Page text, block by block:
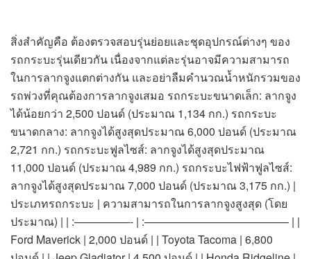
สิ่งสำคัญคือ ต้องตรวจสอบรุ่นย่อยและชุดอุปกรณ์ต่างๆ ของ
รถกระบะรุ่นเดียวกัน เนื่องจากแต่ละรุ่นอาจมีความสามารถ
ในการลากจูงแตกต่างกัน และอย่าลืมคำนวณน้ำหนักรวมของ
รถพ่วงที่คุณต้องการลากจูงเสมอ รถกระบะขนาดเล็ก: ลากจูง
ได้น้อยกว่า 2,500 ปอนด์ (ประมาณ 1,134 กก.) รถกระบะ
ขนาดกลาง: ลากจูงได้สูงสุดประมาณ 6,000 ปอนด์ (ประมาณ
2,721 กก.) รถกระบะฟูลไซส์: ลากจูงได้สูงสุดประมาณ
11,000 ปอนด์ (ประมาณ 4,989 กก.) รถกระบะไฟฟ้าฟูลไซส์:
ลากจูงได้สูงสุดประมาณ 7,000 ปอนด์ (ประมาณ 3,175 กก.) |
ประเภทรถกระบะ | ความสามารถในการลากจูงสูงสุด (โดย
ประมาณ) | | :—————- | :————————————— | |
Ford Maverick | 2,000 ปอนด์ | | Toyota Tacoma | 6,800